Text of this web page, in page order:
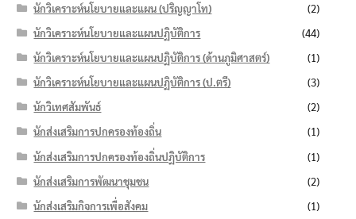
นักวิเคราะห์นโยบายและแผน (ปริญญาโท)
(2)
นักวิเคราะห์นโยบายและแผนปฏิบัติการ
(44)
นักวิเคราะห์นโยบายและแผนปฏิบัติการ (ด้านภูมิศาสตร์)
(1)
นักวิเคราะห์นโยบายและแผนปฏิบัติการ (ป.ตรี)
(3)
นักวิเทศสัมพันธ์
(2)
นักส่งเสริมการปกครองท้องถิ่น
(1)
นักส่งเสริมการปกครองท้องถิ่นปฏิบัติการ
(1)
นักส่งเสริมการพัฒนาชุมชน
(2)
นักส่งเสริมกิจการเพื่อสังคม
(1)